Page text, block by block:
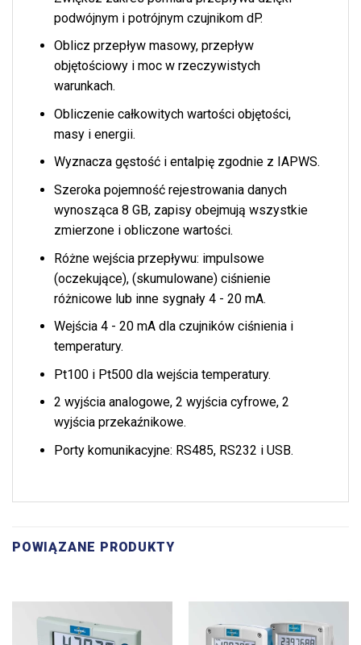
podwójnym i potrójnym czujnikom dP.
Oblicz przepływ masowy, przepływ
objętościowy i moc w rzeczywistych
warunkach.
Obliczenie całkowitych wartości objętości,
masy i energii.
Wyznacza gęstość i entalpię zgodnie z IAPWS.
Szeroka pojemność rejestrowania danych
wynosząca 8 GB, zapisy obejmują wszystkie
zmierzone i obliczone wartości.
Różne wejścia przepływu: impulsowe
(oczekujące), (skumulowane) ciśnienie
różnicowe lub inne sygnały 4 - 20 mA.
Wejścia 4 - 20 mA dla czujników ciśnienia i
temperatury.
Pt100 i Pt500 dla wejścia temperatury.
2 wyjścia analogowe, 2 wyjścia cyfrowe, 2
wyjścia przekaźnikowe.
Porty komunikacyjne: RS485, RS232 i USB.
POWIĄZANE PRODUKTY